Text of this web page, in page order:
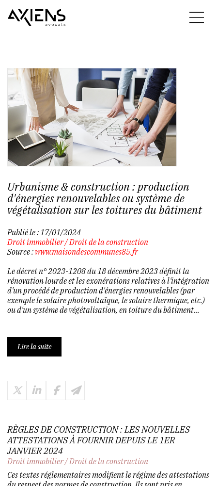
Urbanisme & construction : production
d'énergies renouvelables ou système de
végétalisation sur les toitures du bâtiment
Publié le : 17/01/2024
Droit immobilier/Droit de la construction
Source : www.maisondescommunes85.fr
Le décret n° 2023-1208 du 18 décembre 2023 définit la
rénovation lourde et les exonérations relatives à l'intégration
d'un procédé de production d'énergies renouvelables (par
exemple le solaire photovoltaïque, le solaire thermique, etc.)
ou d'un système de végétalisation, en toiture du bâtiment...
Lire la suite
RÈGLES DE CONSTRUCTION : LES NOUVELLES
ATTESTATIONS À FOURNIR DEPUIS LE 1ER
JANVIER 2024
Droit immobilier/Droit de la construction
Ces textes réglementaires modifient le régime des attestations